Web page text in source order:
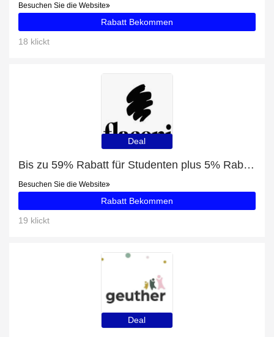
Besuchen Sie die Website
Rabatt Bekommen
18 klickt
Deal
Bis zu 59% Rabatt für Studenten plus 5% Rabatt auf Nagelpflege
Besuchen Sie die Website
Rabatt Bekommen
19 klickt
Deal